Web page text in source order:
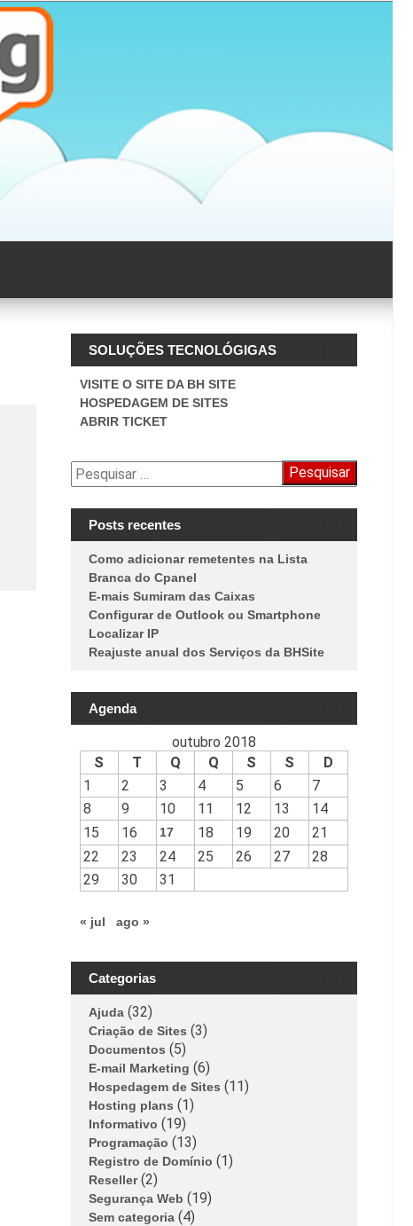
SOLUÇÕES TECNOLÓGIGAS
VISITE O SITE DA BH SITE
HOSPEDAGEM DE SITES
ABRIR TICKET
Pesquisar
por:
Posts recentes
Como adicionar remetentes na Lista
Branca do Cpanel
E-mais Sumiram das Caixas
Configurar de Outlook ou Smartphone
Localizar IP
Reajuste anual dos Serviços da BHSite
Agenda
outubro 2018
S
T Q Q S S
D
1
2 3 4 5 6
7
8
9 10 11 12 13
14
15
16 17 18 19 20
21
22
23 24 25 26 27
28
29
30 31
« jul ago »
Categorias
Ajuda(32)
Criação de Sites (3)
Documentos (5)
E-mail Marketing (6)
Hospedagem de Sites (11)
Hosting plans (1)
Informativo (19)
Programação (13)
Registro de Domínio (1)
Reseller(2)
Segurança Web (19)
Sem categoria(4)